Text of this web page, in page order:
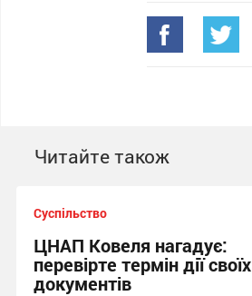
Читайте також
Суспільство
ЦНАП Ковеля нагадує:
перевірте термін дії своїх
документів